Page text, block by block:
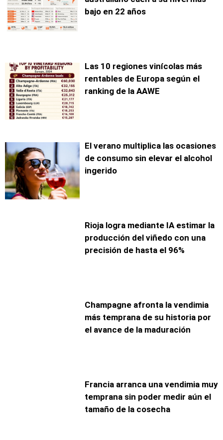
bajo en 22 años
Las 10 regiones vinícolas más
rentables de Europa según el
ranking de la AAWE
El verano multiplica las ocasiones
de consumo sin elevar el alcohol
ingerido
Rioja logra mediante IA estimar la
producción del viñedo con una
precisión de hasta el 96%
Champagne afronta la vendimia
más temprana de su historia por
el avance de la maduración
Francia arranca una vendimia muy
temprana sin poder medir aún el
tamaño de la cosecha